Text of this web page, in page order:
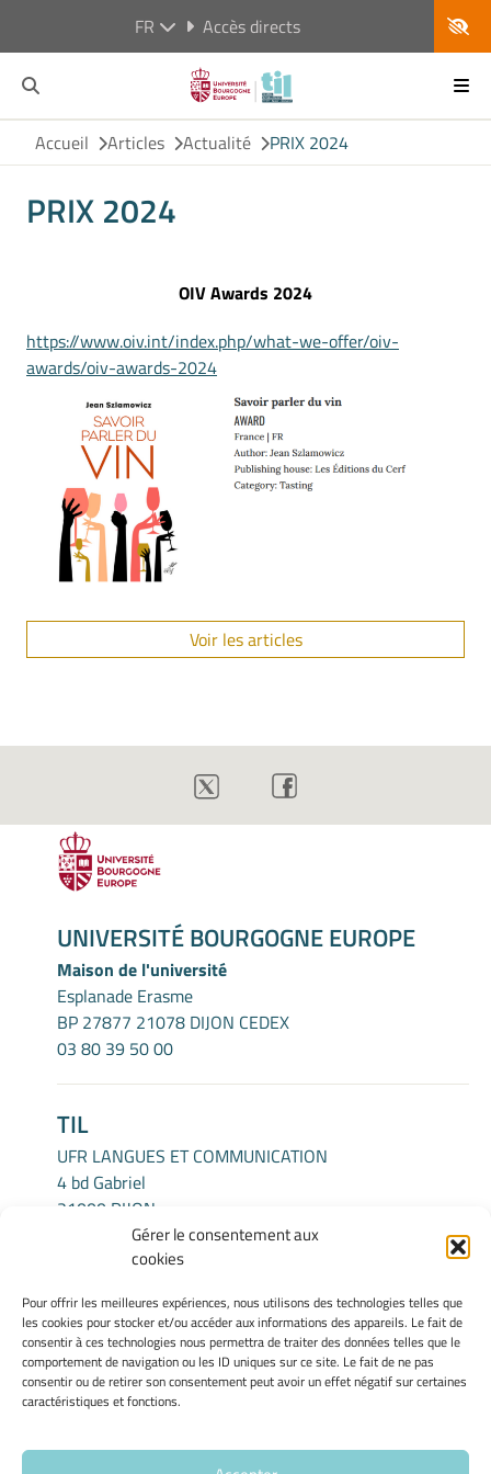
Gérer le consentement aux
cookies
Pour offrir les meilleures expériences, nous utilisons des technologies telles que
les cookies pour stocker et/ou accéder aux informations des appareils. Le fait de
consentir à ces technologies nous permettra de traiter des données telles que le
comportement de navigation ou les ID uniques sur ce site. Le fait de ne pas
consentir ou de retirer son consentement peut avoir un effet négatif sur certaines
caractéristiques et fonctions.
FR Accès directs
Accueil Articles Actualité PRIX 2024
PRIX 2024
OIV Awards 2024
https://www.oiv.int/index.php/what-we-offer/oiv-
awards/oiv-awards-2024
Voir les articles
UNIVERSITÉ BOURGOGNE EUROPE
Maison de l'université
Esplanade Erasme
BP 27877 21078 DIJON CEDEX
03 80 39 50 00
TIL
UFR LANGUES ET COMMUNICATION
4 bd Gabriel
21000 DIJON
Mentions légales
Gérer mes cookies
Politique de cookies
Déclaration de confidentialité